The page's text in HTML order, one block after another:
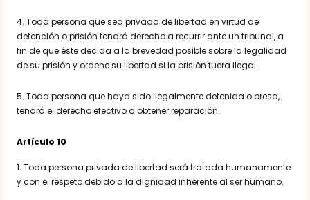
4. Toda persona que sea privada de libertad en virtud de
detención o prisión tendrá derecho a recurrir ante un tribunal, a
fin de que éste decida a la brevedad posible sobre la legalidad
de su prisión y ordene su libertad si la prisión fuera ilegal.
5. Toda persona que haya sido ilegalmente detenida o presa,
tendrá el derecho efectivo a obtener reparación.
Artículo 10
1. Toda persona privada de libertad será tratada humanamente
y con el respeto debido a la dignidad inherente al ser humano.